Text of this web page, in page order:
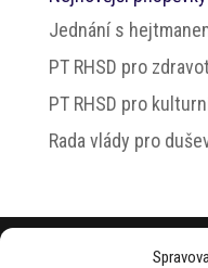
Jednání s
PT RHSD pro
PT RHSD pro
Rada vlády pro
© 2026 Jiří